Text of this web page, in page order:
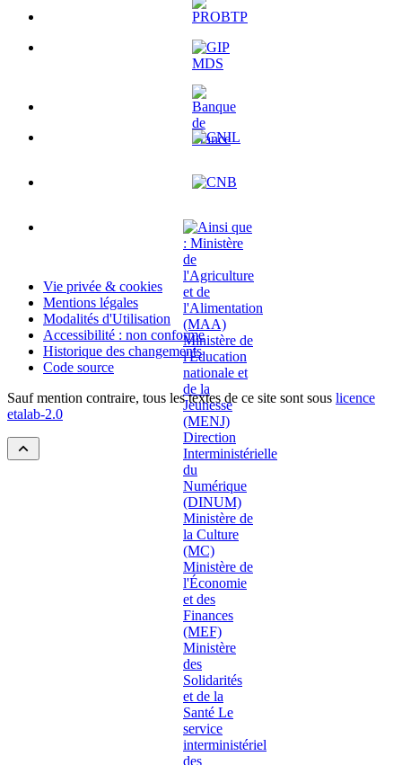
Vie privée & cookies
Mentions légales
Modalités d'Utilisation
Accessibilité : non conforme
Historique des changements
Code source
Sauf mention contraire, tous les textes de ce site sont sous licence
etalab-2.0